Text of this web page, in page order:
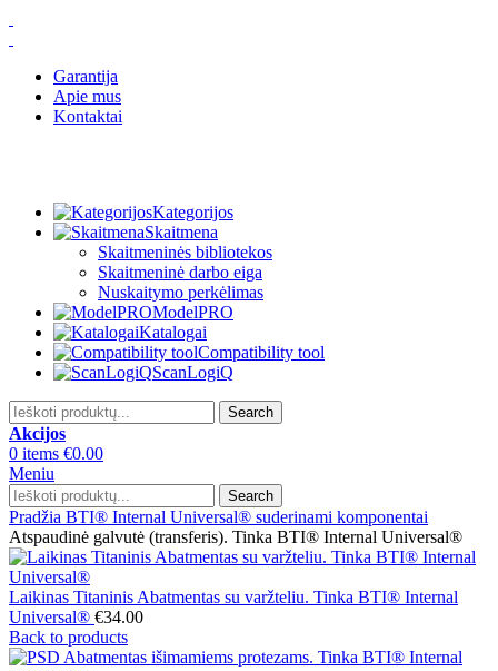
Garantija
Apie mus
Kontaktai
Kategorijos
Skaitmena
Skaitmeninės bibliotekos
Skaitmeninė darbo eiga
Nuskaitymo perkėlimas
ModelPRO
Katalogai
Compatibility tool
ScanLogiQ
Search
Akcijos
0 items €0.00
Meniu
Search
Pradžia BTI® Internal Universal® suderinami komponentai
Atspaudinė galvutė (transferis). Tinka BTI® Internal Universal®
Laikinas Titaninis Abatmentas su varžteliu. Tinka BTI® Internal
Universal® €34.00
Back to products